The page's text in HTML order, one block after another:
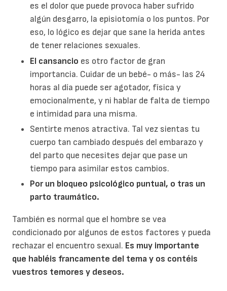
es el dolor que puede provoca haber sufrido
algún desgarro, la episiotomía o los puntos. Por
eso, lo lógico es dejar que sane la herida antes
de tener relaciones sexuales.
El cansancio es otro factor de gran
importancia. Cuidar de un bebé- o más- las 24
horas al día puede ser agotador, física y
emocionalmente, y ni hablar de falta de tiempo
e intimidad para una misma.
Sentirte menos atractiva. Tal vez sientas tu
cuerpo tan cambiado después del embarazo y
del parto que necesites dejar que pase un
tiempo para asimilar estos cambios.
Por un bloqueo psicológico puntual, o tras un
parto traumático.
También es normal que el hombre se vea
condicionado por algunos de estos factores y pueda
rechazar el encuentro sexual. Es muy importante
que habléis francamente del tema y os contéis
vuestros temores y deseos.